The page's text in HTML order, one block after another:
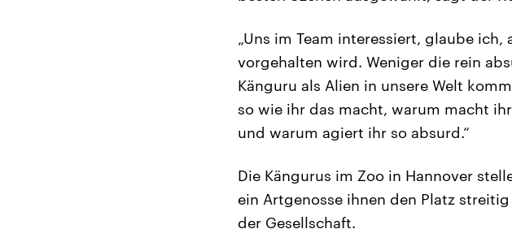
„Uns im Team interessiert, glaube
vorgehalten wird. Weniger die rein
Känguru als Alien in unsere Welt
so wie ihr das macht, warum macht
und warum agiert ihr so absurd.“
Die Kängurus im Zoo in Hannover
ein Artgenosse ihnen den Platz
der Gesellschaft.